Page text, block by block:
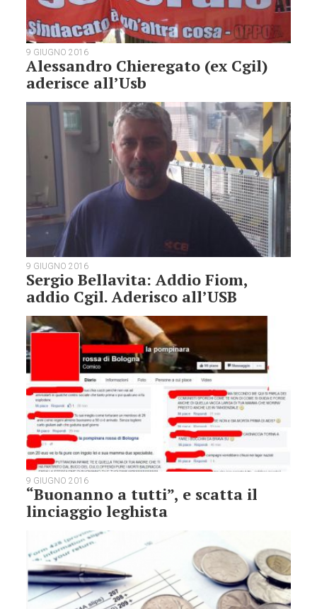
9 GIUGNO 2016
Alessandro Chieregato (ex Cgil)
aderisce all’Usb
9 GIUGNO 2016
Sergio Bellavita: Addio Fiom,
addio Cgil. Aderisco all’USB
9 GIUGNO 2016
“Buonanno a tutti”, e scatta il
linciaggio leghista